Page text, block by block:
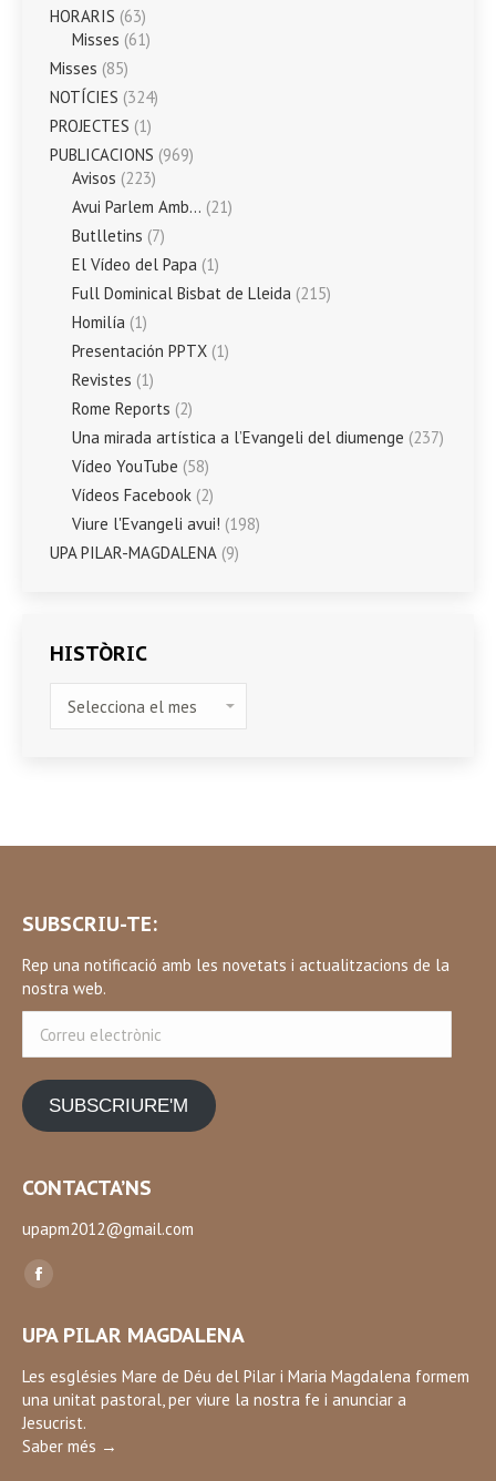
HORARIS (63)
Misses (61)
Misses (85)
NOTÍCIES (324)
PROJECTES (1)
PUBLICACIONS (969)
Avisos (223)
Avui Parlem Amb… (21)
Butlletins (7)
El Vídeo del Papa (1)
Full Dominical Bisbat de Lleida (215)
Homilía (1)
Presentación PPTX (1)
Revistes (1)
Rome Reports (2)
Una mirada artística a l’Evangeli del diumenge (237)
Vídeo YouTube (58)
Vídeos Facebook (2)
Viure l'Evangeli avui! (198)
UPA PILAR-MAGDALENA (9)
HISTÒRIC
SUBSCRIU-TE:
Rep una notificació amb les novetats i actualitzacions de la
nostra web.
electrònic
SUBSCRIURE'M
CONTACTA’NS
upapm2012@gmail.com
Find us on:
Facebook
opens
in
new
window
UPA PILAR MAGDALENA
Les esglésies Mare de Déu del Pilar i Maria Magdalena formem
una unitat pastoral, per viure la nostra fe i anunciar a
Jesucrist.
Saber més →